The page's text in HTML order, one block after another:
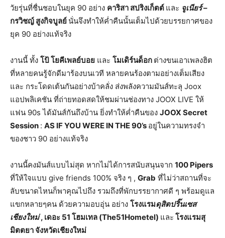
วัยรุ่นที่ชื่นชอบในยุค 90 อย่าง คาริสา สปริงเก็ตต์ และ จูเนียร์–
กรวิชญ์ สูงกิจบูลย์นั่นจึงทำให้ค่ำคืนนั้นเต็มไปด้วยบรรยกาศของ
ยุค 90 อย่างแท้จริง
งานนี้ ทั้ง โป้ โยคีเพลย์บอย และ โมเดิร์นด็อก ต่างขนเอาเพลงฮิต
ที่หลายคนรู้จักดีมาร้องบนเวที หลายคนร้องตามอย่างเต็มเสียง
และ กระโดดเต้นกันอย่างบ้าคลั่ง ส่งพลังความมันส์ทะลุ Joox
แอปพลิเคชัน ที่ถ่ายทอดสดให้ชมผ่านช่องทาง JOOX LIVE ให้
แฟน 90s ได้มันส์กันถึงบ้าน ยิ่งทำให้ค่ำคืนของ JOOX Secret
Session : AS IF YOU WERE IN THE 90’s อยู่ในความทรงจำ
ของชาว 90 อย่างแท้จริง
งานนี้คงมันส์แบบไม่สุด หากไม่ได้การสนับสนุนจาก 100 Pipers
ที่ให้ใจแบบ give friends 100% จริง ๆ , Grab ที่ไม่ว่าสถานที่จะ
ลับขนาดไหนก็พาคุณไปถึง รวมถึงที่พักบรรยากาศดี ๆ พร้อมดูแล
แขกหลายๆคน ด้วยความอบอุ่น อย่าง โรงแรมดุสิตปริ๊นเซส
เชียงใหม่ , เดอะ 51 โฮมเทล (The51Hometel) และ โรงแรมสุ
มิตตยา จังหวัดเชียงใหม่